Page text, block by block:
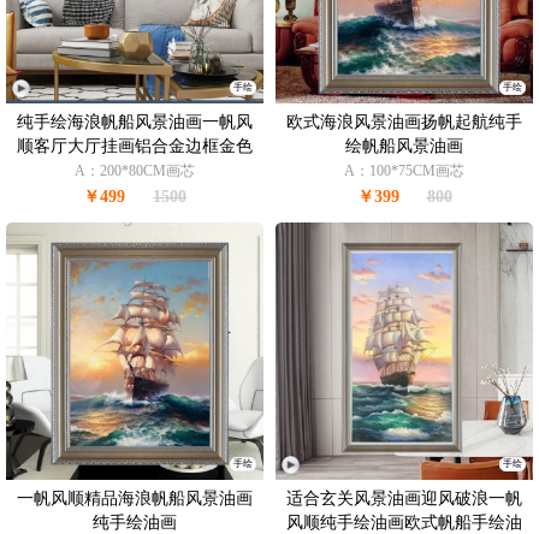
手绘
纯手绘海浪帆船风景油画一帆风
顺客厅大厅挂画铝合金边框金色
A：200*80CM画芯
￥499 1500
手绘
欧式海浪风景油画扬帆起航纯手
绘帆船风景油画
A：100*75CM画芯
￥399 800
手绘
一帆风顺精品海浪帆船风景油画
纯手绘油画
手绘
适合玄关风景油画迎风破浪一帆
风顺纯手绘油画欧式帆船手绘油